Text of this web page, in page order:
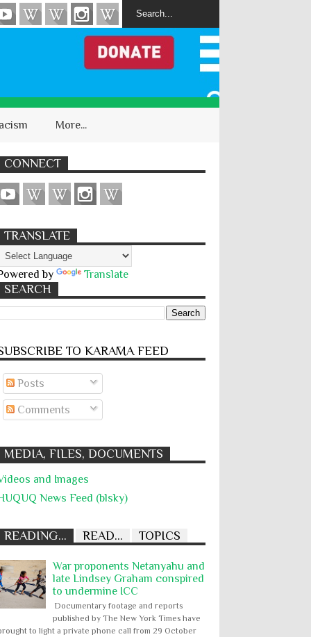
More...
CONNECT
TRANSLATE
by Translate
SEARCH
TO KARĀMA FEED
Posts
Comments
MEDIA, FILES, DOCUMENTS
and Images
News Feed (blsky)
READING... READ... TOPICS
War proponents Netanyahu and
late Lindsey Graham conspired
to undermine ICC
Documentary footage and reports
published by The New York Times have
to light a private phone call from 29 October